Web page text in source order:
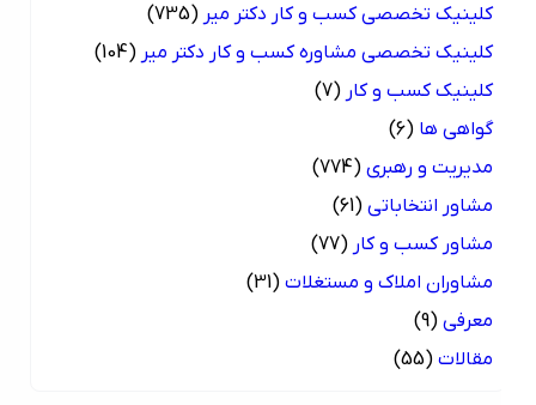
کلینیک تخصصی کسب و کار دکتر میر (735)
کلینیک تخصصی مشاوره کسب و کار دکتر میر (104)
کلینیک کسب و کار (7)
گواهی ها (6)
مدیریت و رهبری (774)
مشاور انتخاباتی (61)
مشاور کسب و کار (77)
مشاوران املاک و مستغلات (31)
معرفی (9)
مقالات (55)